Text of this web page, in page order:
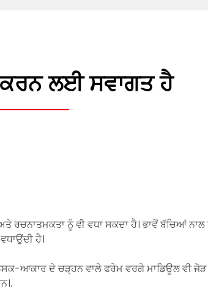
ਲਈ ਸਵਾਗਤ ਹੈ
ਨੂੰ ਵੀ ਵਧਾ ਸਕਦਾ ਹੈ। ਭਾਵੇਂ ਬੱਚਿਆਂ ਨਾਲ
ਹੈ।
ਆਕਾਰ ਦੇ ਚੜ੍ਹਨ ਵਾਲੇ ਫਰੇਮ ਵਰਗੇ ਮਾਡਿਊਲ ਵੀ
.